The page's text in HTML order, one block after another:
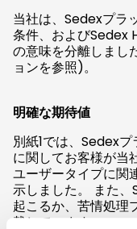
当社は、Sedexプラ
条件、およびSedex
の意味を分離しまし
ョンを参照)。
明確な期待値
別紙1では、Sedex
に関してお客様が当
ユーザータイプに関
示しました。 また
起こるか、苦情処理
載しています。